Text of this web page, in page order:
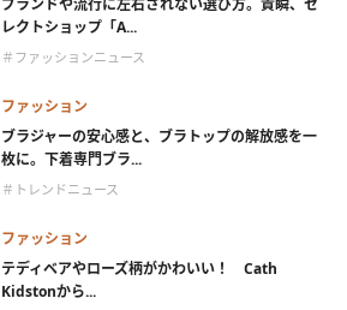
レクトショップ「A...
＃ファッションニュース
ファッション
ブラジャーの安心感と、ブラトップの解放感を一
枚に。下着専門ブラ...
＃トレンドニュース
ファッション
テディベアやローズ柄がかわいい！ Cath
Kidstonから...